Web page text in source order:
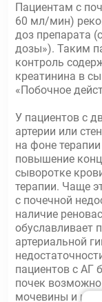
Пациентам с
60 мл/мин)
доз препарата
дозы»). Таким
контроль
креатинина в
«Побочное
У пациентов с
артерии или
на фоне
повышение
сыворотке
терапии. Чаще
с почечной
наличие
обуславливает
артериальной
пациентов с АГ
почек
мочевины и